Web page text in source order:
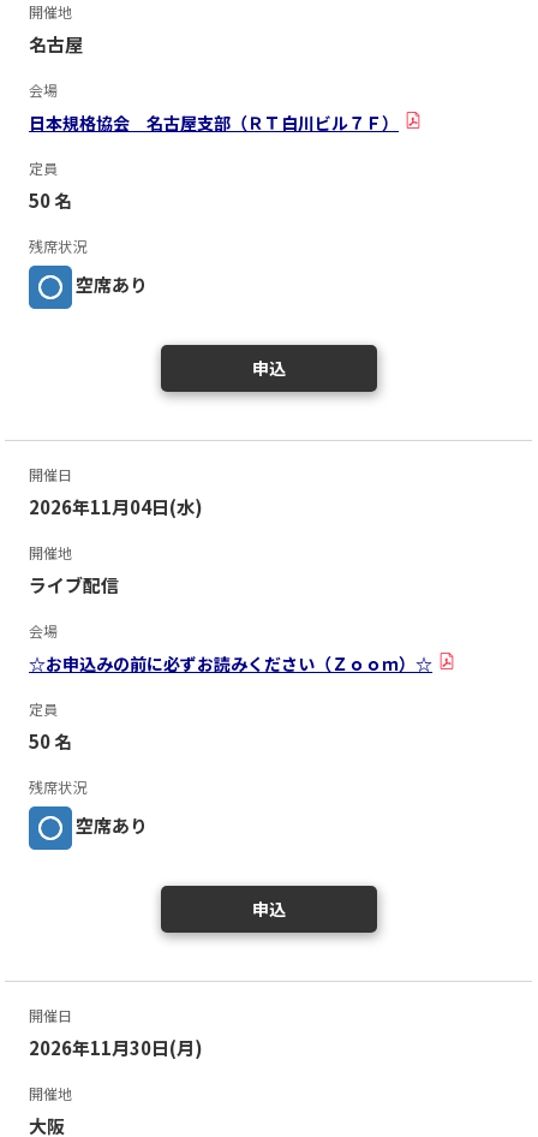
開催地
名古屋
会場
日本規格協会 名古屋支部（ＲＴ白川ビル７Ｆ）
定員
50 名
残席状況
空席あり
申込
開催日
2026年11月04日(水)
開催地
ライブ配信
会場
☆お申込みの前に必ずお読みください（Ｚｏｏｍ）☆
定員
50 名
残席状況
空席あり
申込
開催日
2026年11月30日(月)
開催地
大阪